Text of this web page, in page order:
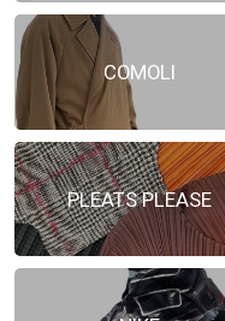
COMOLI
PLEATS PLEASE